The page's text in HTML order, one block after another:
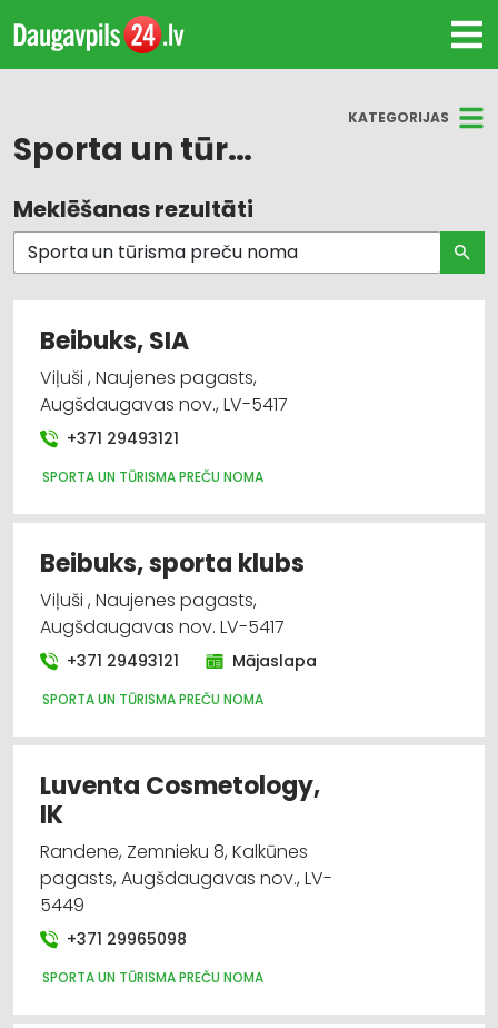
KATEGORIJAS
Sporta un tūrisma preču noma
Visas nozares
Sporta un tūrisma preču noma
Tūrisms un ceļojumi
Meklēšanas rezultāti
Beibuks, SIA
Viļuši , Naujenes pagasts,
Augšdaugavas nov., LV-5417
+371 29493121
SPORTA UN TŪRISMA PREČU NOMA
Beibuks, sporta klubs
Viļuši , Naujenes pagasts,
Augšdaugavas nov. LV-5417
+371 29493121 Mājaslapa
SPORTA UN TŪRISMA PREČU NOMA
Luventa Cosmetology,
IK
Randene, Zemnieku 8, Kalkūnes
pagasts, Augšdaugavas nov., LV-
5449
+371 29965098
SPORTA UN TŪRISMA PREČU NOMA